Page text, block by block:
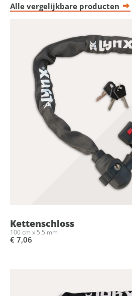
Alle vergelijkbare producten
Kettenschloss
100 cm x 5.5 mm
€ 7,06